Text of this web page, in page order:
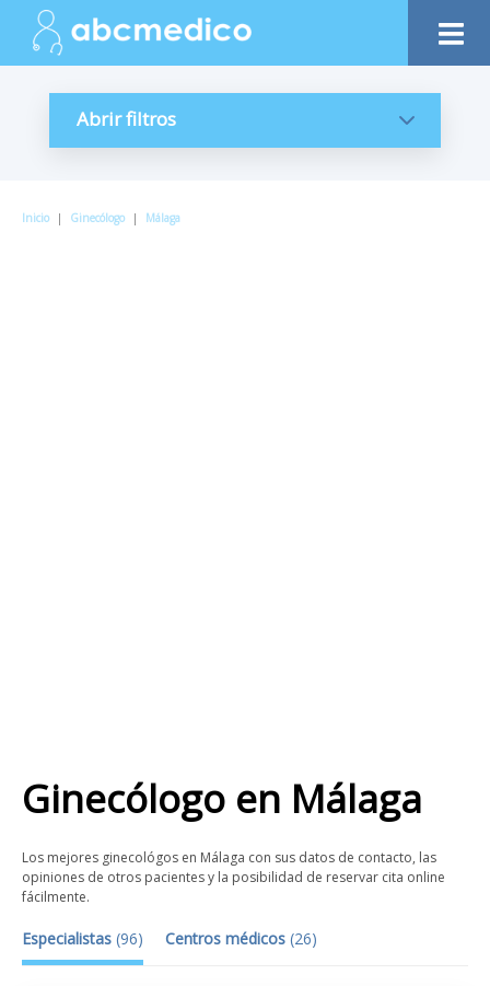
Abrir filtros
Inicio | Ginecólogo | Málaga
Ginecólogo en Málaga
Los mejores ginecológos en Málaga con sus datos de contacto, las
opiniones de otros pacientes y la posibilidad de reservar cita online
fácilmente.
Especialistas (96) Centros médicos (26)